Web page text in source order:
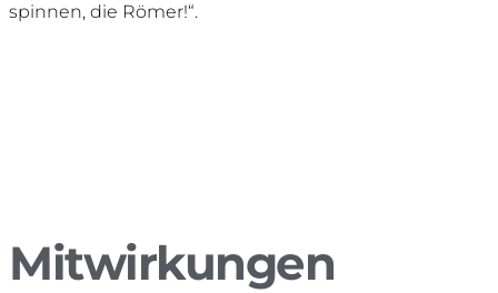
spinnen, die Römer!“.
Mitwirkungen